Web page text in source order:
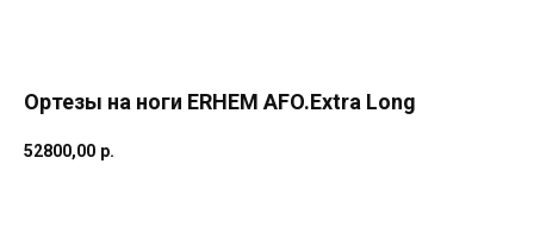
Ортезы на ноги ERHEM AFO.Extra Long
52800,00 р.